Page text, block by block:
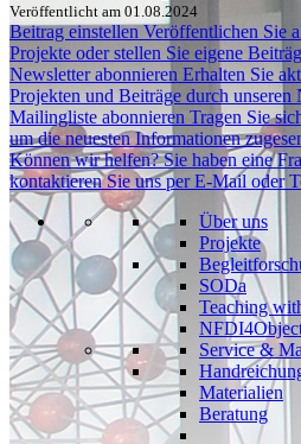
Veröffentlicht am 01.08.2024
Beitrag einstellen Veröffentlichen Sie
Projekte oder stellen Sie eigene
Newsletter abonnieren Erhalten Sie
Projekten und Beiträge durch unseren
Mailingliste abonnieren Tragen Sie
um die neuesten Informationen
Können wir helfen? Sie haben eine
kontaktieren Sie uns per E-Mail oder
Über uns
Projekte
SODa
Teaching
Service &
Materialien
Beratung